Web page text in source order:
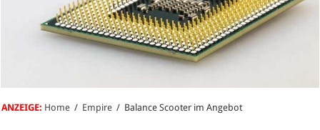
ANZEIGE: Home / Empire / Balance Scooter im Angebot